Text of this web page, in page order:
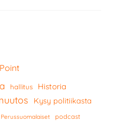
hallitus Historia
Kysy politiikasta
Perussuomalaiset podcast